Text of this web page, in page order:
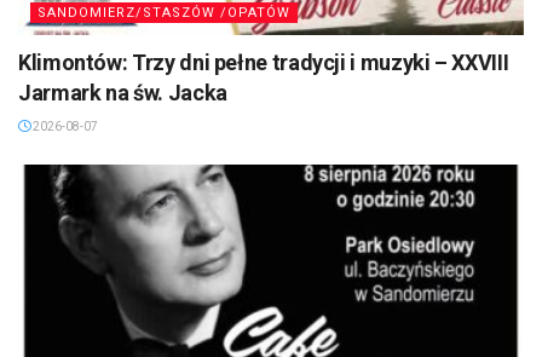
SANDOMIERZ/STASZÓW /OPATÓW
Klimontów: Trzy dni pełne tradycji i muzyki – XXVIII
Jarmark na św. Jacka
2026-08-07